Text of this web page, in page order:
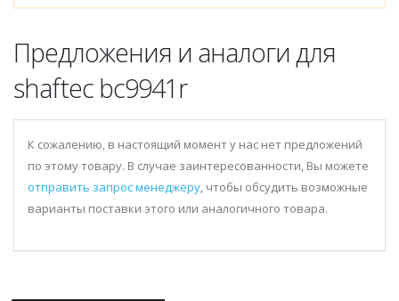
Предложения и аналоги для
shaftec bc9941r
К сожалению, в настоящий момент у нас нет предложений
по этому товару. В случае заинтересованности, Вы можете
отправить запрос менеджеру, чтобы обсудить возможные
варианты поставки этого или аналогичного товара.